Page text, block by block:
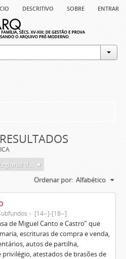
descritivo sobre entrar
Biblioteca Pública e Arquivo Regional de Ponta Delgada
Ordenar por: Alfabético
[14--]-[18--]
de Miguel Canto e Castro” que
escrituras de compra e venda,
autos de partilha,
privilégio, atestados de brasões de